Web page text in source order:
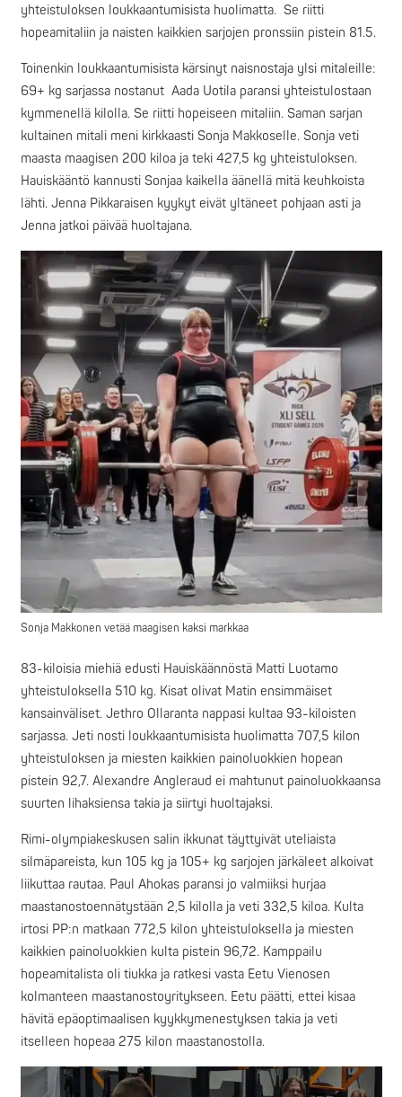
yhteistuloksen loukkaantumisista huolimatta. Se riitti
hopeamitaliin ja naisten kaikkien sarjojen pronssiin pistein 81.5.
Toinenkin loukkaantumisista kärsinyt naisnostaja ylsi mitaleille:
69+ kg sarjassa nostanut Aada Uotila paransi yhteistulostaan
kymmenellä kilolla. Se riitti hopeiseen mitaliin. Saman sarjan
kultainen mitali meni kirkkaasti Sonja Makkoselle. Sonja veti
maasta maagisen 200 kiloa ja teki 427,5 kg yhteistuloksen.
Hauiskääntö kannusti Sonjaa kaikella äänellä mitä keuhkoista
lähti. Jenna Pikkaraisen kyykyt eivät yltäneet pohjaan asti ja
Jenna jatkoi päivää huoltajana.
Sonja Makkonen vetää maagisen kaksi markkaa
83-kiloisia miehiä edusti Hauiskäännöstä Matti Luotamo
yhteistuloksella 510 kg. Kisat olivat Matin ensimmäiset
kansainväliset. Jethro Ollaranta nappasi kultaa 93-kiloisten
sarjassa. Jeti nosti loukkaantumisista huolimatta 707,5 kilon
yhteistuloksen ja miesten kaikkien painoluokkien hopean
pistein 92,7. Alexandre Angleraud ei mahtunut painoluokkaansa
suurten lihaksiensa takia ja siirtyi huoltajaksi.
Rimi-olympiakeskusen salin ikkunat täyttyivät uteliaista
silmäpareista, kun 105 kg ja 105+ kg sarjojen järkäleet alkoivat
liikuttaa rautaa. Paul Ahokas paransi jo valmiiksi hurjaa
maastanostoennätystään 2,5 kilolla ja veti 332,5 kiloa. Kulta
irtosi PP:n matkaan 772,5 kilon yhteistuloksella ja miesten
kaikkien painoluokkien kulta pistein 96,72. Kamppailu
hopeamitalista oli tiukka ja ratkesi vasta Eetu Vienosen
kolmanteen maastanostoyritykseen. Eetu päätti, ettei kisaa
hävitä epäoptimaalisen kyykkymenestyksen takia ja veti
itselleen hopeaa 275 kilon maastanostolla.